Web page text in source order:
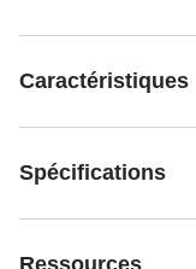
Caractéristiques
Spécifications